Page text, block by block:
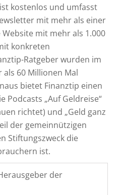
kostenlos und umfasst
mit mehr als einer
mit mehr als 1.000
konkreten
Ratgeber wurden im
als 60 Millionen Mal
bietet Finanztip einen
Podcasts „Auf Geldreise“
richtet) und „Geld ganz
der gemeinnützigen
Stiftungszweck die
ist.
der